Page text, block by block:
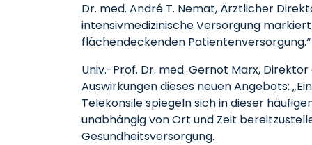
Dr. med. André T. Nemat, Ärztlicher
intensivmedizinische Versorgung
flächendeckenden Patientenversorgung.“
Univ.-Prof. Dr. med. Gernot Marx,
Auswirkungen dieses neuen Angebots:
Telekonsile spiegeln sich in dieser
unabhängig von Ort und Zeit
Gesundheitsversorgung.